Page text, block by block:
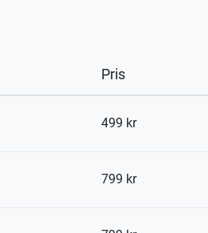
Pris
499 kr
799 kr